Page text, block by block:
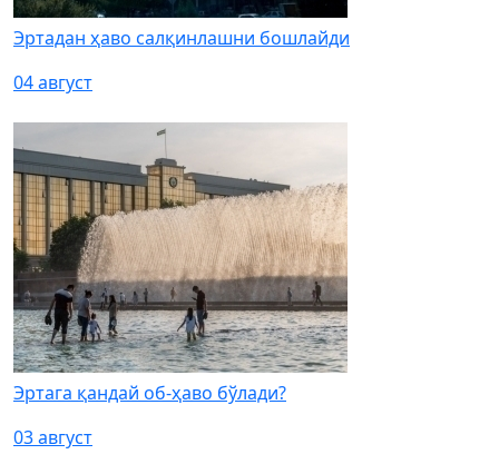
Эртадан ҳаво салқинлашни бошлайди
04 август
Эртага қандай об-ҳаво бўлади?
03 август